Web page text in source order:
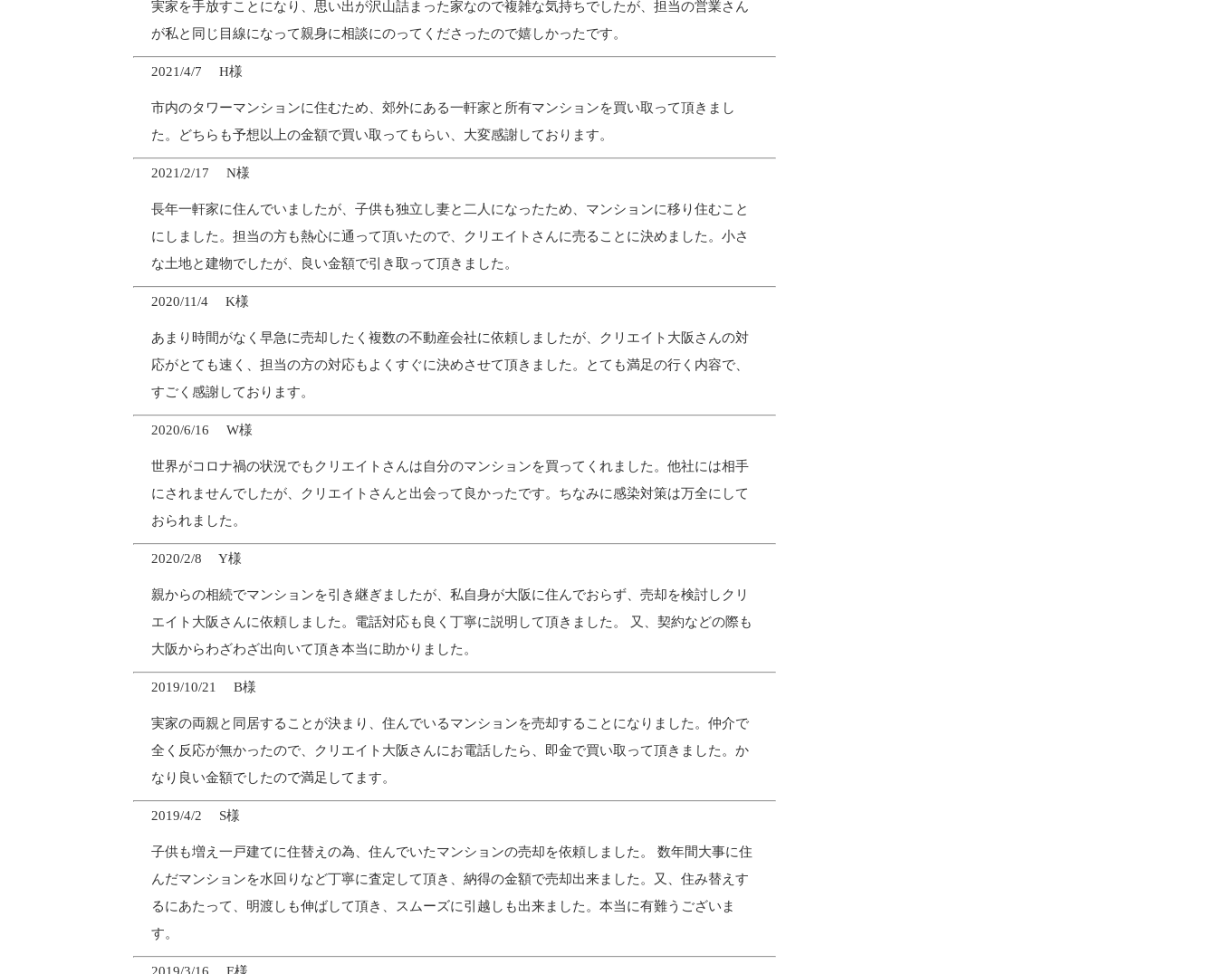
実家を手放すことになり、思い出が沢山詰まった家なので複雑な気持ちでしたが、担当の営業さん
が私と同じ目線になって親身に相談にのってくださったので嬉しかったです。
2021/4/7 H様
市内のタワーマンションに住むため、郊外にある一軒家と所有マンションを買い取って頂きまし
た。どちらも予想以上の金額で買い取ってもらい、大変感謝しております。
2021/2/17 N様
長年一軒家に住んでいましたが、子供も独立し妻と二人になったため、マンションに移り住むこと
にしました。担当の方も熱心に通って頂いたので、クリエイトさんに売ることに決めました。小さ
な土地と建物でしたが、良い金額で引き取って頂きました。
2020/11/4 K様
あまり時間がなく早急に売却したく複数の不動産会社に依頼しましたが、クリエイト大阪さんの対
応がとても速く、担当の方の対応もよくすぐに決めさせて頂きました。とても満足の行く内容で、
すごく感謝しております。
2020/6/16 W様
世界がコロナ禍の状況でもクリエイトさんは自分のマンションを買ってくれました。他社には相手
にされませんでしたが、クリエイトさんと出会って良かったです。ちなみに感染対策は万全にして
おられました。
2020/2/8 Y様
親からの相続でマンションを引き継ぎましたが、私自身が大阪に住んでおらず、売却を検討しクリ
エイト大阪さんに依頼しました。電話対応も良く丁寧に説明して頂きました。 又、契約などの際も
大阪からわざわざ出向いて頂き本当に助かりました。
2019/10/21 B様
実家の両親と同居することが決まり、住んでいるマンションを売却することになりました。仲介で
全く反応が無かったので、クリエイト大阪さんにお電話したら、即金で買い取って頂きました。か
なり良い金額でしたので満足してます。
2019/4/2 S様
子供も増え一戸建てに住替えの為、住んでいたマンションの売却を依頼しました。 数年間大事に住
んだマンションを水回りなど丁寧に査定して頂き、納得の金額で売却出来ました。又、住み替えす
るにあたって、明渡しも伸ばして頂き、スムーズに引越しも出来ました。本当に有難うございま
す。